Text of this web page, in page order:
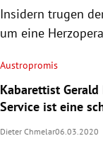
Insidern trugen
um eine
Austropromis
Kabarettist Gerald
Service ist eine
Dieter Chmelar06.03.2020